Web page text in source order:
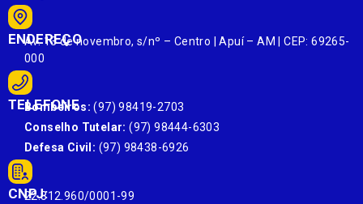
ENDEREÇO
Av. 13 de novembro, s/nº – Centro | Apuí – AM | CEP: 69265-
000
TELEFONE
Bombeiros: (97) 98419-2703
Conselho Tutelar: (97) 98444-6303
Defesa Civil: (97) 98438-6926
CNPJ:
22.812.960/0001-99